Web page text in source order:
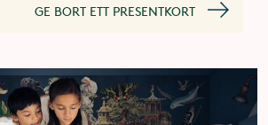
GE BORT ETT PRESENTKORT